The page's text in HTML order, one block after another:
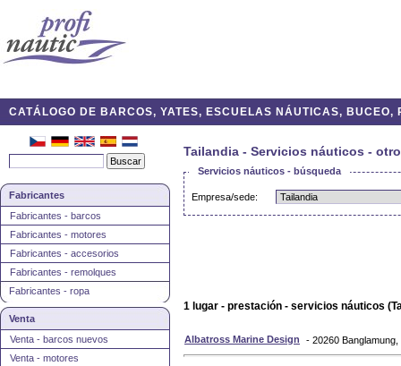
CATÁLOGO DE BARCOS, YATES, ESCUELAS NÁUTICAS, BUCEO,
Fabricantes
Fabricantes - barcos
Fabricantes - motores
Fabricantes - accesorios
Fabricantes - remolques
Fabricantes - ropa
Venta
Venta - barcos nuevos
Venta - motores
Tailandia - Servicios náuticos -
Servicios náuticos - búsqueda
Empresa/sede:
1 lugar - prestación - servicios náuticos
Albatross Marine Design - 20260